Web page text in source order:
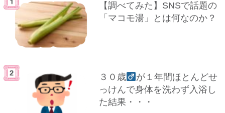
【調べてみた】SNSで話題の
「マコモ湯」とは何なのか？
３０歳
が１年間ほとんどせ
っけんで身体を洗わず入浴し
た結果・・・